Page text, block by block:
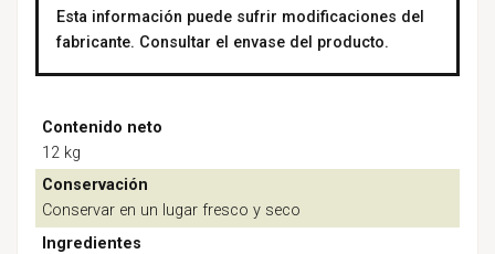
Esta información puede sufrir modificaciones del
fabricante. Consultar el envase del producto.
Contenido neto
12 kg
Conservación
Conservar en un lugar fresco y seco
Ingredientes